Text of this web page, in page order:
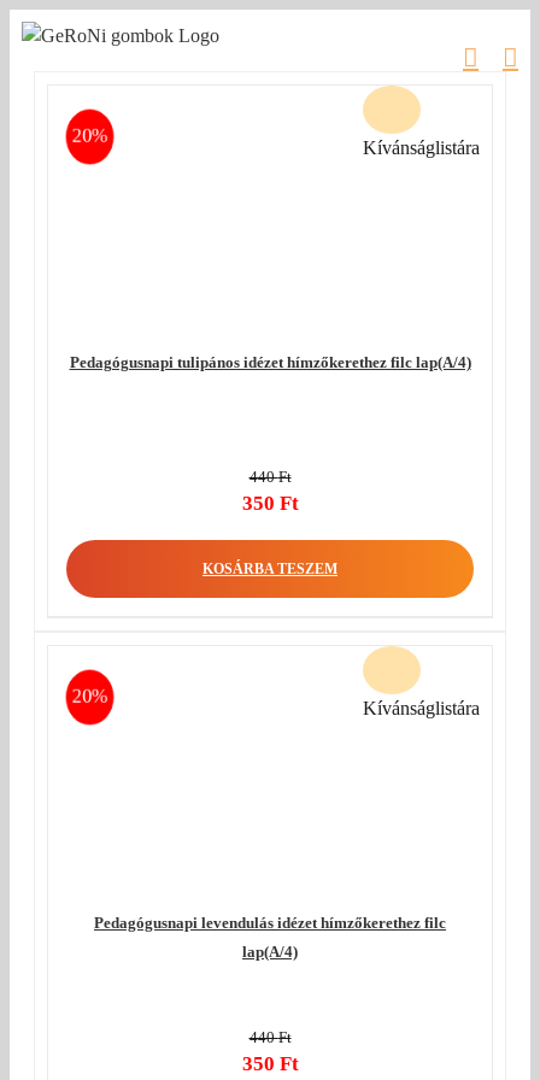
Kihagyás
20%
Pedagógusnapi tulipános idézet hímzőkerethez filc lap(A/4)
440Ft
Original
was:
350 Ft
price
KOSÁRBA TESZEM
Kívánságlistára
20%
Pedagógusnapi levendulás idézet hímzőkerethez filc
lap(A/4)
440Ft
Original
350 Ft
Kívánságlistára